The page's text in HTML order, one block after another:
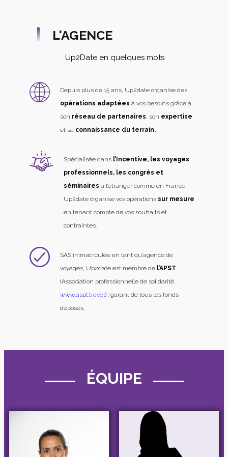
L'AGENCE
Up2Date en quelques mots
Depuis plus de 15 ans, Up2date organise des
opérations adaptées à vos besoins grâce à
son réseau de partenaires, son expertise
et sa connaissance du terrain.
Spécialisée dans l’Incentive, les voyages
professionnels, les congrès et
séminaires à l’étranger comme en France,
Up2date organise vos opérations sur mesure
en tenant compte de vos souhaits et
contraintes.
SAS immatriculée en tant qu’agence de
voyages, Up2date est membre de l’APST
(Association professionnelle de solidarité,
www.aspt.travel) : garant de tous les fonds
déposés.
ÉQUIPE